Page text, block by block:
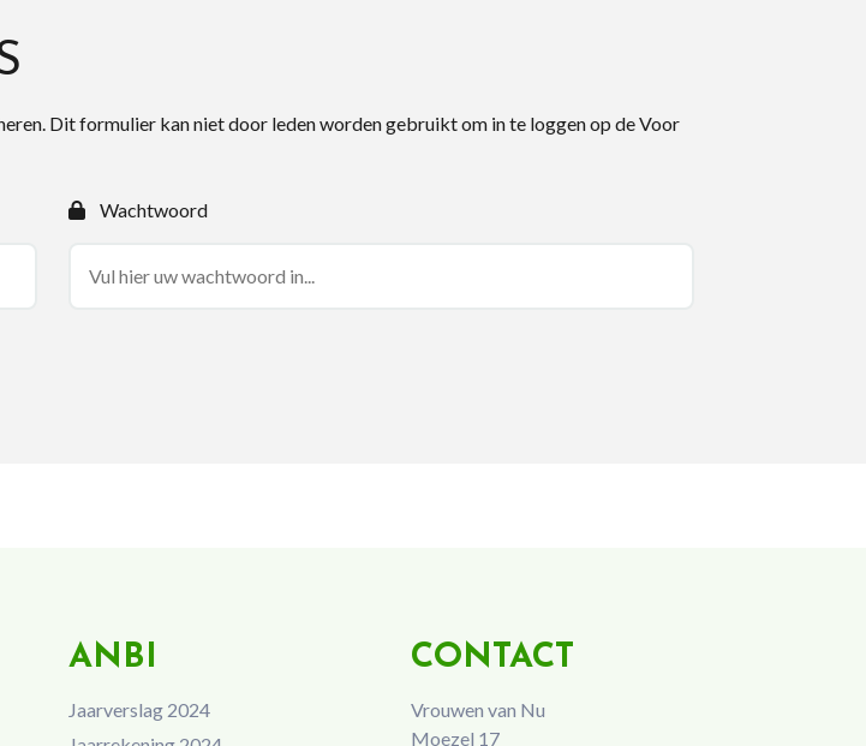
Dit formulier kan niet door leden worden gebruikt om in te loggen op de Voor
Wachtwoord
ANBI
Jaarverslag 2024
CONTACT
Vrouwen van Nu
Moezel 17